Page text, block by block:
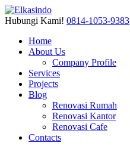
Hubungi Kami! 0814-1053-9383
Home
About Us
Company Profile
Services
Projects
Blog
Renovasi Rumah
Renovasi Kantor
Renovasi Cafe
Contacts